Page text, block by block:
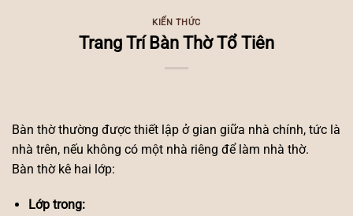
KIẾN THỨC
Trang Trí Bàn Thờ Tổ Tiên
Bàn thờ thường được thiết lập ở gian giữa nhà chính, tức là
nhà trên, nếu không có một nhà riêng để làm nhà thờ.
Bàn thờ kê hai lớp:
Lớp trong: